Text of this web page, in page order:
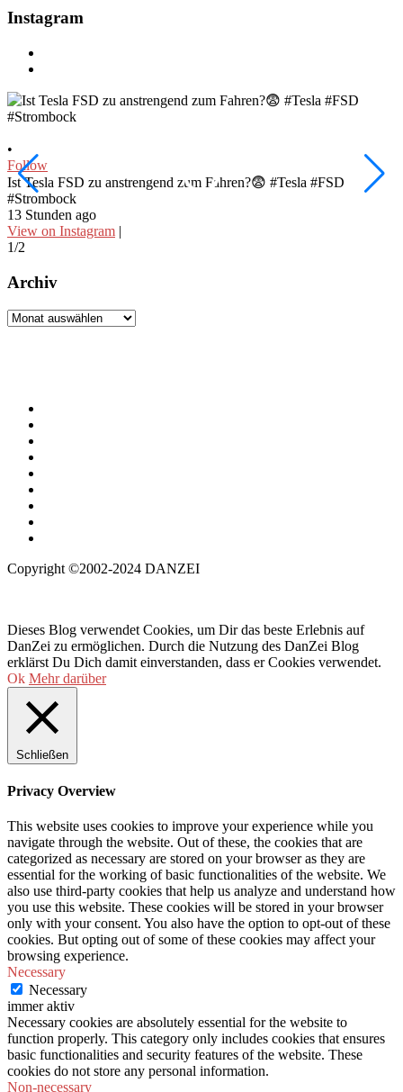
Instagram
•
Follow
Ist Tesla FSD zu anstrengend zum Fahren?😨 #Tesla #FSD
#Strombock
13 Stunden ago
View on Instagram |
1/2
Archiv
Archiv
Copyright ©2002-2024 DANZEI
Dieses Blog verwendet Cookies, um Dir das beste Erlebnis auf
DanZei zu ermöglichen. Durch die Nutzung des DanZei Blog
erklärst Du Dich damit einverstanden, dass er Cookies verwendet.
Ok Mehr darüber
Schließen
Privacy Overview
This website uses cookies to improve your experience while you
navigate through the website. Out of these, the cookies that are
categorized as necessary are stored on your browser as they are
essential for the working of basic functionalities of the website. We
also use third-party cookies that help us analyze and understand how
you use this website. These cookies will be stored in your browser
only with your consent. You also have the option to opt-out of these
cookies. But opting out of some of these cookies may affect your
browsing experience.
Necessary
Necessary
immer aktiv
Necessary cookies are absolutely essential for the website to
function properly. This category only includes cookies that ensures
basic functionalities and security features of the website. These
cookies do not store any personal information.
Non-necessary